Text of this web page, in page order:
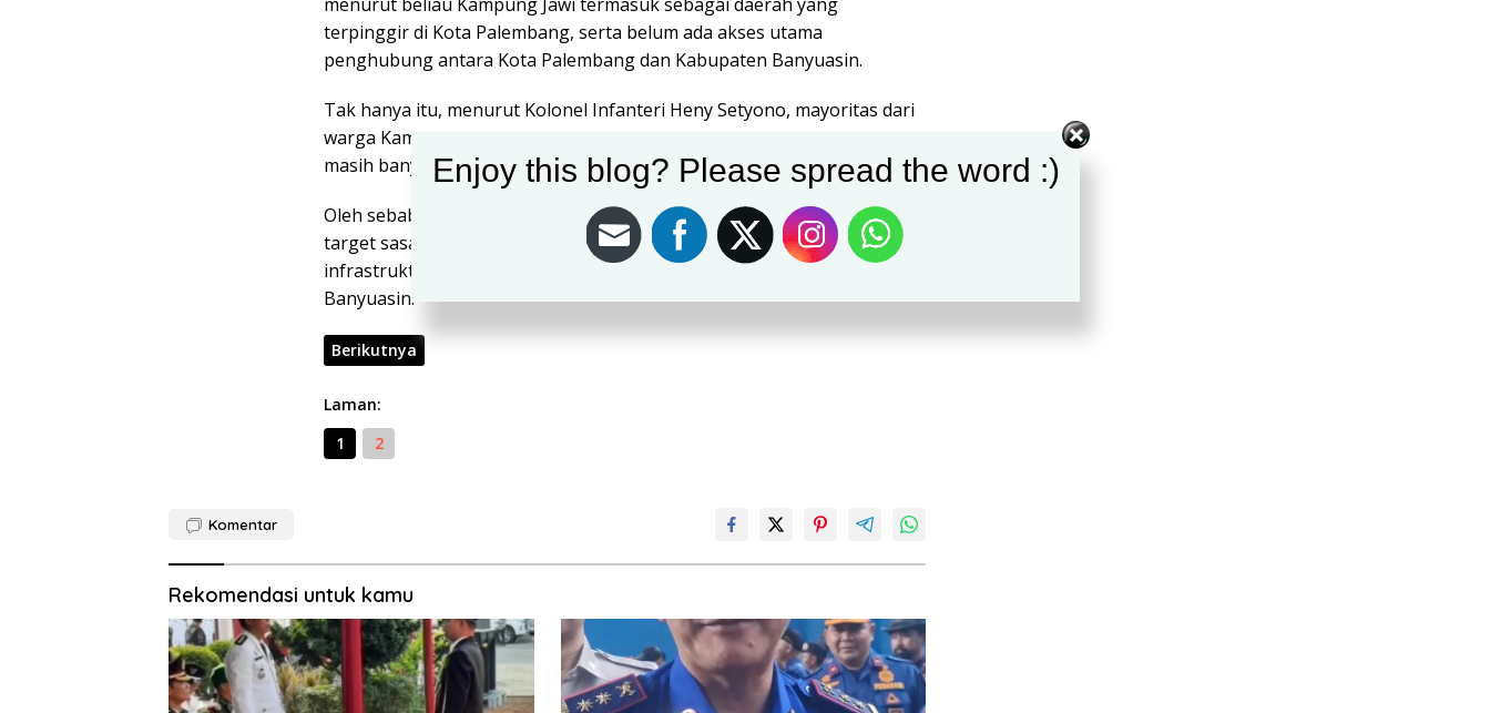
terpinggir di Kota Palembang, serta belum ada akses utama
penghubung antara Kota Palembang dan Kabupaten Banyuasin.
Tak hanya itu, menurut Kolonel Infanteri Heny Setyono, mayoritas dari
warga Kampung Jawi bermata pencaharian sebagai petani, selain itu
masih banyak warga yang berada pada taraf hidup. “Ungkapnya
Oleh sebab itu pada giat TMMD di Kampung Jawi, terdapat sebelas
target sasaran pembangunan fisik diantaranya adalah pembangunan
infrastruktur penghubung antara Kota Palembang dan Kabupaten
Banyuasin.
Berikutnya
Laman:
1
2
Komentar
Rekomendasi untuk kamu
Enjoy this blog? Please spread the word :)